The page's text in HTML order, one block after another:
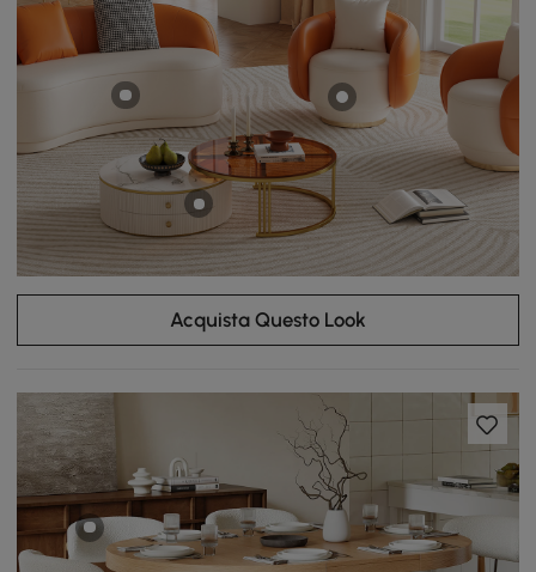
Acquista Questo Look